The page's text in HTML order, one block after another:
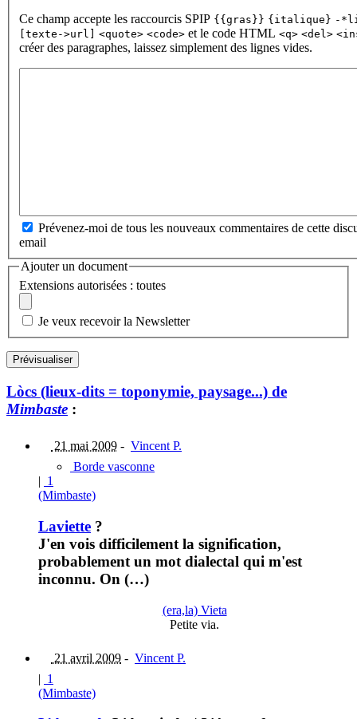
Ce champ accepte les raccourcis SPIP {{gras}} {italique} -
[texte->url]
<quote> <code> et le code HTML <q> <del>
créer des paragraphes, laissez simplement des lignes vides.
Prévenez-moi de tous les nouveaux commentaires de cette
email
Ajouter un document
Extensions autorisées : toutes
Je veux recevoir la Newsletter
Lòcs (lieux-dits = toponymie, paysage...) de
Mimbaste :
21 mai 2009 - Vincent P.
Borde vasconne
| 1
(Mimbaste)
Laviette ?
J'en vois difficilement la signification,
probablement un mot dialectal qui m'est
inconnu. On (…)
(era,la) Vieta
Petite via.
21 avril 2009 - Vincent P.
| 1
(Mimbaste)